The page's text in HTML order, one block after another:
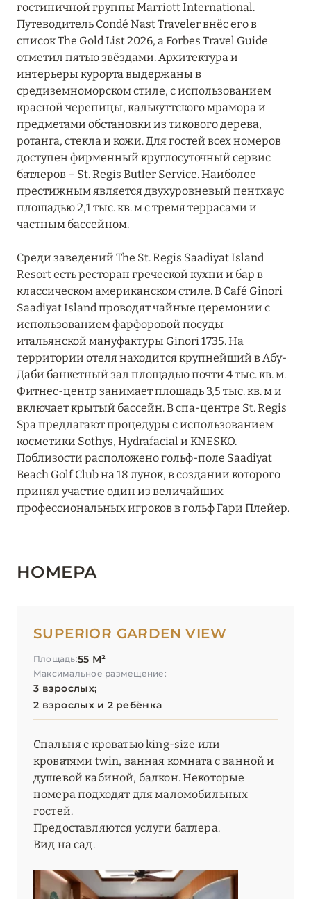
ШАРДЖА
ЭЛЬ-ФУДЖАЙРА
гостиничной группы Marriott International.
Путеводитель Condé Nast Traveler внёс его в
список The Gold List 2026, а Forbes Travel Guide
отметил пятью звёздами. Архитектура и
интерьеры курорта выдержаны в
средиземноморском стиле, с использованием
красной черепицы, калькуттского мрамора и
предметами обстановки из тикового дерева,
ротанга, стекла и кожи. Для гостей всех номеров
доступен фирменный круглосуточный сервис
батлеров – St. Regis Butler Service. Наиболее
престижным является двухуровневый пентхаус
площадью 2,1 тыс. кв. м с тремя террасами и
частным бассейном.
Среди заведений The St. Regis Saadiyat Island
Resort есть ресторан греческой кухни и бар в
классическом американском стиле. В Café Ginori
Saadiyat Island проводят чайные церемонии с
использованием фарфоровой посуды
итальянской мануфактуры Ginori 1735. На
территории отеля находится крупнейший в Абу-
Даби банкетный зал площадью почти 4 тыс. кв. м.
Фитнес-центр занимает площадь 3,5 тыс. кв. м и
включает крытый бассейн. В спа-центре St. Regis
Spa предлагают процедуры с использованием
косметики Sothys, Hydrafacial и KNESKO.
Поблизости расположено гольф-поле Saadiyat
Beach Golf Club на 18 лунок, в создании которого
принял участие один из величайших
профессиональных игроков в гольф Гари Плейер.
НОМЕРА
SUPERIOR GARDEN VIEW
Площадь:55 М²
Максимальное размещение:
3 взрослых;
2 взрослых и 2 ребёнка
Спальня с кроватью king-size или
кроватями twin, ванная комната с ванной и
душевой кабиной, балкон. Некоторые
номера подходят для маломобильных
гостей.
Предоставляются услуги батлера.
Вид на сад.